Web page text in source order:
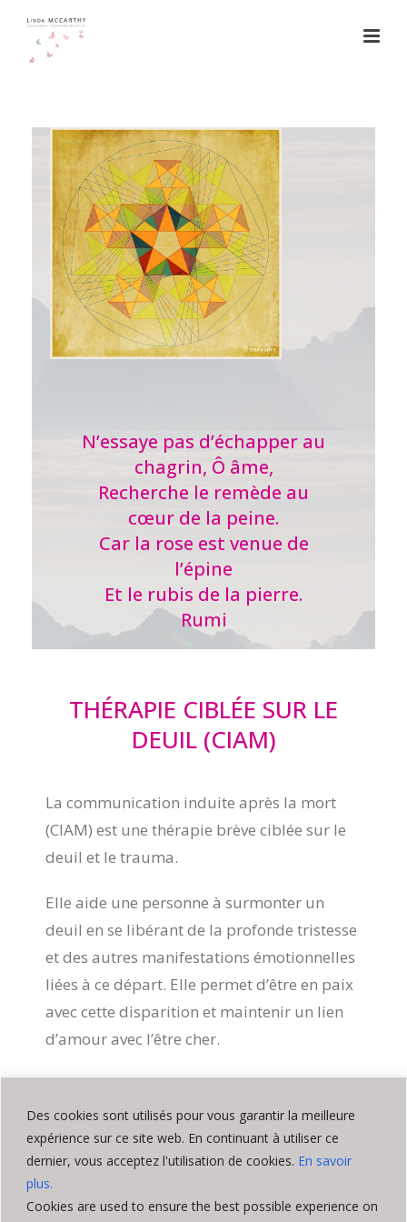
Des cookies sont utilisés pour vous garantir la meilleure
expérience sur ce site web. En continuant à utiliser ce
dernier, vous acceptez l'utilisation de cookies. En savoir
plus.
Cookies are used to ensure the best possible experience on
N’essaye pas d’échapper au
chagrin, Ô âme,
Recherche le remède au
cœur de la peine.
Car la rose est venue de
l’épine
Et le rubis de la pierre.
Rumi
THÉRAPIE CIBLÉE SUR LE
DEUIL (CIAM)
La communication induite après la mort
(CIAM) est une thérapie brève ciblée sur le
deuil et le trauma.
Elle aide une personne à surmonter un
deuil en se libérant de la profonde tristesse
et des autres manifestations émotionnelles
liées à ce départ. Elle permet d’être en paix
avec cette disparition et maintenir un lien
d’amour avec l’être cher.
L’EMDR est au coeur de la méthode CIAM
mais fait appel à un protocole spécifique
pour le deuil traumatique. L’intervention
porte typiquement sur 2 à 3 séances de 90
minutes.